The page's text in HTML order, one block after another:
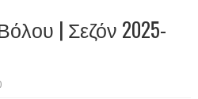
| Σεζόν 2025-